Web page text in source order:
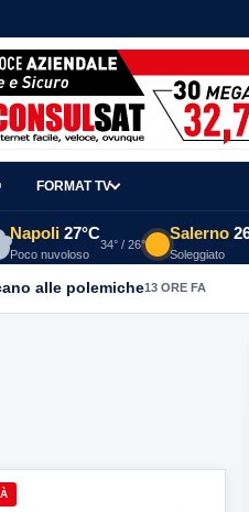
FORMAT TV
Napoli 27°C
Poco nuvoloso
34° / 26°
Salerno
Soleggiato
alle polemiche13 ORE FA